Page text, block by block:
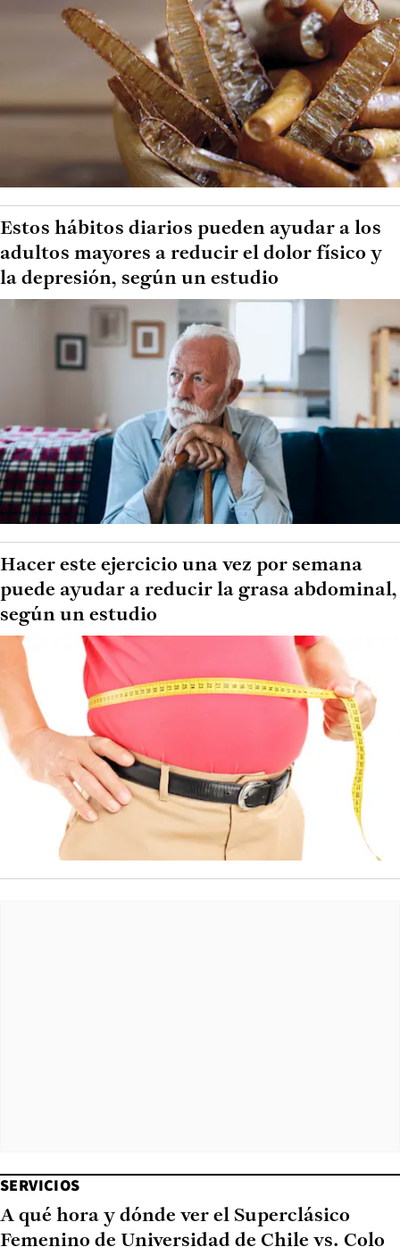
Estos hábitos diarios pueden ayudar a los
adultos mayores a reducir el dolor físico y
la depresión, según un estudio
Hacer este ejercicio una vez por semana
puede ayudar a reducir la grasa abdominal,
según un estudio
SERVICIOS
A qué hora y dónde ver el Superclásico
Femenino de Universidad de Chile vs. Colo